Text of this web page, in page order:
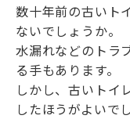
数十年前の古いト
ないでしょうか。
水漏れなどのトラ
る手もあります。
しかし、古いトイ
したほうがよいで